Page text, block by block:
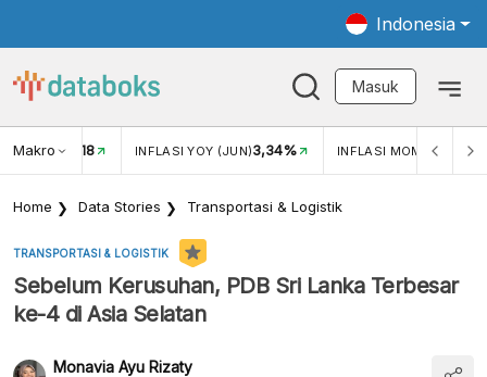
Indonesia
Masuk
Makro
USD/IDR 18 INFLASI YOY (JUN)3,34% INFLASI MOM (JUN)
Home Data Stories Transportasi & Logistik
TRANSPORTASI & LOGISTIK
Sebelum Kerusuhan, PDB Sri Lanka Terbesar
ke-4 di Asia Selatan
Monavia Ayu Rizaty